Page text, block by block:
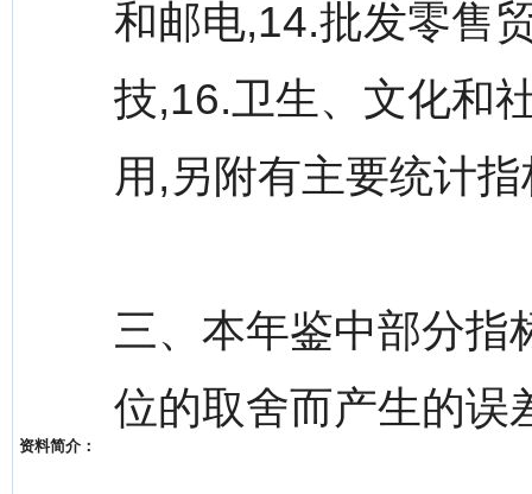
资料简介：
和邮电,14.批发零售
技,16.卫生、文化和
用,另附有主要统计
三、本年鉴中部分指
位的取舍而产生的误